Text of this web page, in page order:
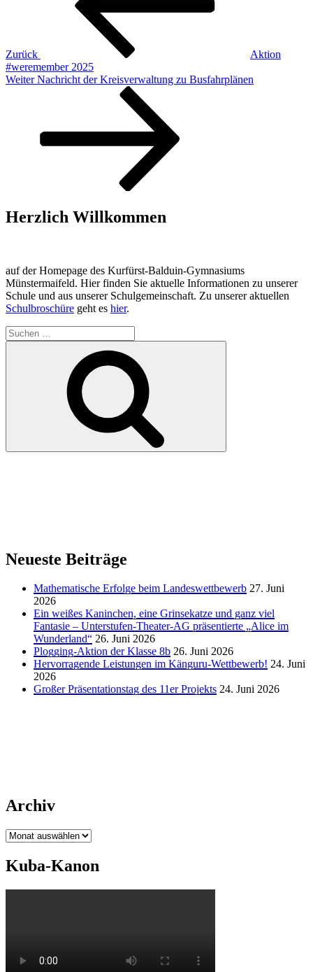
Zurück
Aktion
#weremember 2025
Nächster
Weiter Nachricht der Kreisverwaltung zu Busfahrplänen
Herzlich Willkommen
auf der Homepage des Kurfürst-Balduin-Gymnasiums
Münstermaifeld. Hier finden Sie aktuelle Informationen zu unserer
Schule und aus unserer Schulgemeinschaft. Zu unserer aktuellen
Schulbroschüre geht es hier.
Suchen
nach:
Neueste Beiträge
Mathematische Erfolge beim Landeswettbewerb 27. Juni
2026
Ein weißes Kaninchen, eine Grinsekatze und ganz viel
Fantasie – Unterstufen-Theater-AG präsentierte „Alice im
Wunderland“ 26. Juni 2026
Plogging-Aktion der Klasse 8b 26. Juni 2026
Hervorragende Leistungen im Känguru-Wettbewerb! 24. Juni
2026
Großer Präsentationstag des 11er Projekts 24. Juni 2026
Archiv
Archiv
Kuba-Kanon